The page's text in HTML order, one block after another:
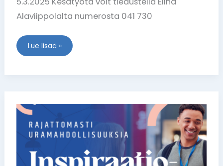
Alaviippolalta numerosta 041 730
Lue lisää »
Inspiraatiopäivät
20.2.2025